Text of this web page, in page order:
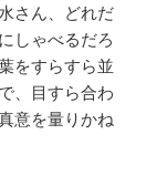
さん、どれだ
しゃべるだろ
をすらすら並
、目すら合わ
意を量りかね